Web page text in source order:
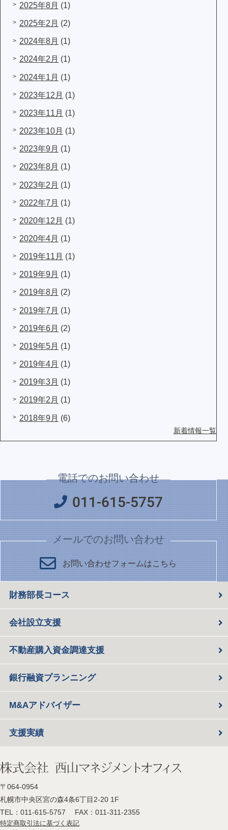
2025年8月 (1)
2025年2月 (2)
2024年8月 (1)
2024年2月 (1)
2024年1月 (1)
2023年12月 (1)
2023年11月 (1)
2023年10月 (1)
2023年9月 (1)
2023年8月 (1)
2023年2月 (1)
2022年7月 (1)
2020年12月 (1)
2020年4月 (1)
2019年11月 (1)
2019年9月 (1)
2019年8月 (2)
2019年7月 (1)
2019年6月 (2)
2019年5月 (1)
2019年4月 (1)
2019年3月 (1)
2019年2月 (1)
2018年9月 (6)
新着情報一覧
電話でのお問い合わせ
011-615-5757
メールでのお問い合わせ
お問い合わせフォームはこちら
財務部長コース
会社設立支援
不動産購入資金調達支援
銀行融資プランニング
M&Aアドバイザー
支援実績
〒064-0954
札幌市中央区宮の森4条6丁目2-20 1F
TEL： 011-615-5757 FAX：011-311-2355
特定商取引法に基づく表記